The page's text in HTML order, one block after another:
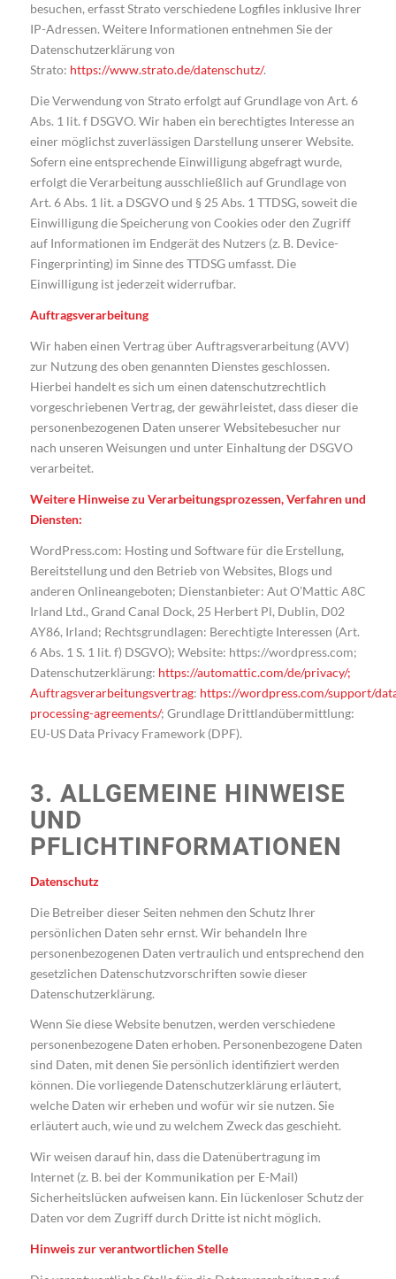
besuchen, erfasst Strato verschiedene Logfiles inklusive Ihrer
IP-Adressen. Weitere Informationen entnehmen Sie der
Datenschutzerklärung von
Strato: https://www.strato.de/datenschutz/.
Die Verwendung von Strato erfolgt auf Grundlage von Art. 6
Abs. 1 lit. f DSGVO. Wir haben ein berechtigtes Interesse an
einer möglichst zuverlässigen Darstellung unserer Website.
Sofern eine entsprechende Einwilligung abgefragt wurde,
erfolgt die Verarbeitung ausschließlich auf Grundlage von
Art. 6 Abs. 1 lit. a DSGVO und § 25 Abs. 1 TTDSG, soweit die
Einwilligung die Speicherung von Cookies oder den Zugriff
auf Informationen im Endgerät des Nutzers (z. B. Device-
Fingerprinting) im Sinne des TTDSG umfasst. Die
Einwilligung ist jederzeit widerrufbar.
Auftragsverarbeitung
Wir haben einen Vertrag über Auftragsverarbeitung (AVV)
zur Nutzung des oben genannten Dienstes geschlossen.
Hierbei handelt es sich um einen datenschutzrechtlich
vorgeschriebenen Vertrag, der gewährleistet, dass dieser die
personenbezogenen Daten unserer Websitebesucher nur
nach unseren Weisungen und unter Einhaltung der DSGVO
verarbeitet.
Weitere Hinweise zu Verarbeitungsprozessen, Verfahren und
Diensten:
WordPress.com: Hosting und Software für die Erstellung,
Bereitstellung und den Betrieb von Websites, Blogs und
anderen Onlineangeboten; Dienstanbieter: Aut O’Mattic A8C
Irland Ltd., Grand Canal Dock, 25 Herbert Pl, Dublin, D02
AY86, Irland; Rechtsgrundlagen: Berechtigte Interessen (Art.
6 Abs. 1 S. 1 lit. f) DSGVO); Website: https://wordpress.com;
Datenschutzerklärung: https://automattic.com/de/privacy/;
Auftragsverarbeitungsvertrag: https://wordpress.com/support/
processing-agreements/; Grundlage Drittlandübermittlung:
EU-US Data Privacy Framework (DPF).
3. ALLGEMEINE HINWEISE
UND
PFLICHTINFORMATIONEN
Datenschutz
Die Betreiber dieser Seiten nehmen den Schutz Ihrer
persönlichen Daten sehr ernst. Wir behandeln Ihre
personenbezogenen Daten vertraulich und entsprechend den
gesetzlichen Datenschutzvorschriften sowie dieser
Datenschutzerklärung.
Wenn Sie diese Website benutzen, werden verschiedene
personenbezogene Daten erhoben. Personenbezogene Daten
sind Daten, mit denen Sie persönlich identifiziert werden
können. Die vorliegende Datenschutzerklärung erläutert,
welche Daten wir erheben und wofür wir sie nutzen. Sie
erläutert auch, wie und zu welchem Zweck das geschieht.
Wir weisen darauf hin, dass die Datenübertragung im
Internet (z. B. bei der Kommunikation per E-Mail)
Sicherheitslücken aufweisen kann. Ein lückenloser Schutz der
Daten vor dem Zugriff durch Dritte ist nicht möglich.
Hinweis zur verantwortlichen Stelle